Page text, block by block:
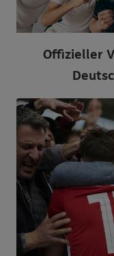
Offizieller